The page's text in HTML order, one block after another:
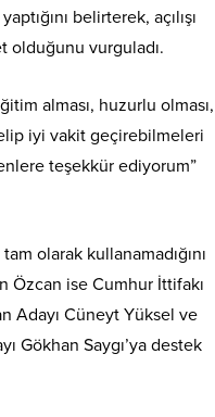
belirterek, açılışı
olduğunu vurguladı.
alması, huzurlu olması,
iyi vakit geçirebilmeleri
teşekkür ediyorum”
olarak kullanamadığını
Özcan ise Cumhur İttifakı
Adayı Cüneyt Yüksel ve
Gökhan Saygı’ya destek